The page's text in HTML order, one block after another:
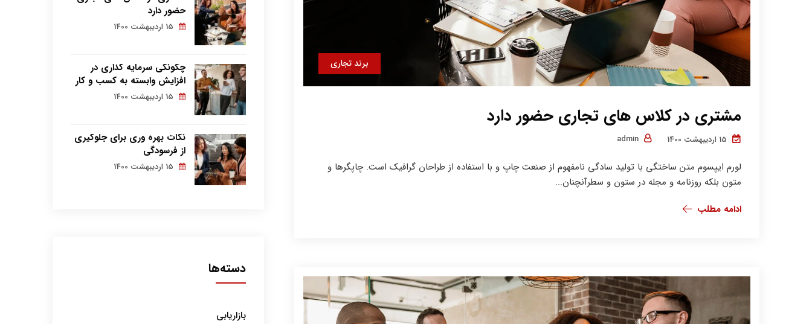
برند تجاری
مشتری در کلاس های تجاری حضور دارد
لورم ایپسوم متن ساختگی با تولید سادگی نامفهوم از صنعت چاپ و با استفاده از طراحان گرافیک است. چاپگرها و
متون بلکه روزنامه و مجله در ستون و سطرآنچنان...
ادامه مطلب
حضور دارد
چگونگی سرمایه گذاری در
افزایش وابسته به کسب و کار
نکات بهره وری برای جلوگیری
از فرسودگی
دسته‌ها
بازاریابی